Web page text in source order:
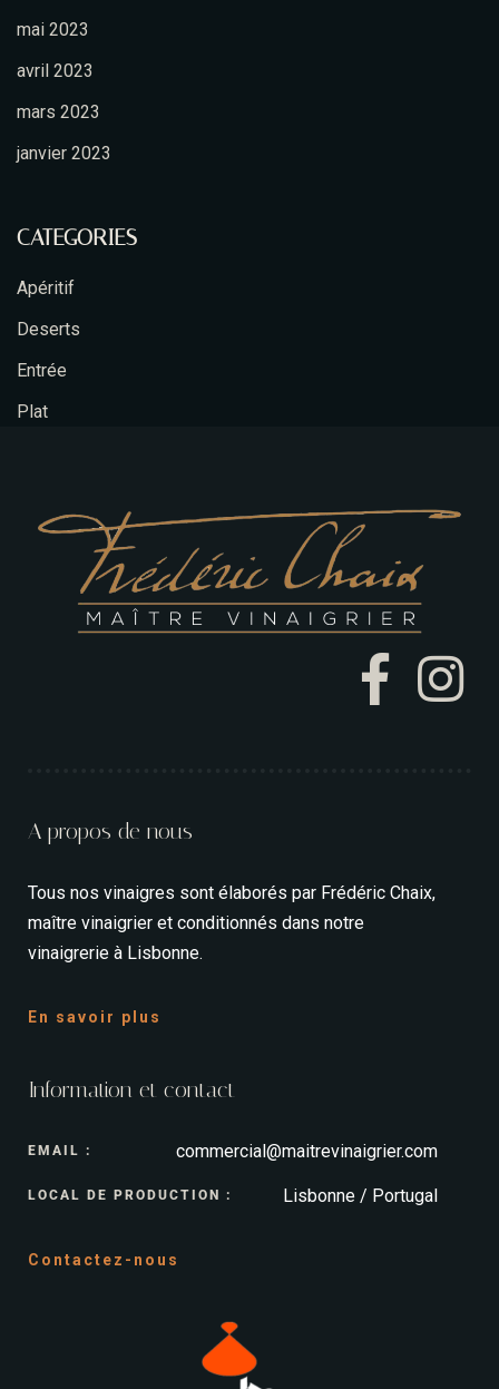
mai 2023
avril 2023
mars 2023
janvier 2023
CATEGORIES
Apéritif
Deserts
Entrée
Plat
A propos de nous
Tous nos vinaigres sont élaborés par Frédéric Chaix,
maître vinaigrier et conditionnés dans notre
vinaigrerie à Lisbonne.
En savoir plus
Information et contact
EMAIL : commercial@maitrevinaigrier.com
LOCAL DE PRODUCTION : Lisbonne / Portugal
Contactez-nous